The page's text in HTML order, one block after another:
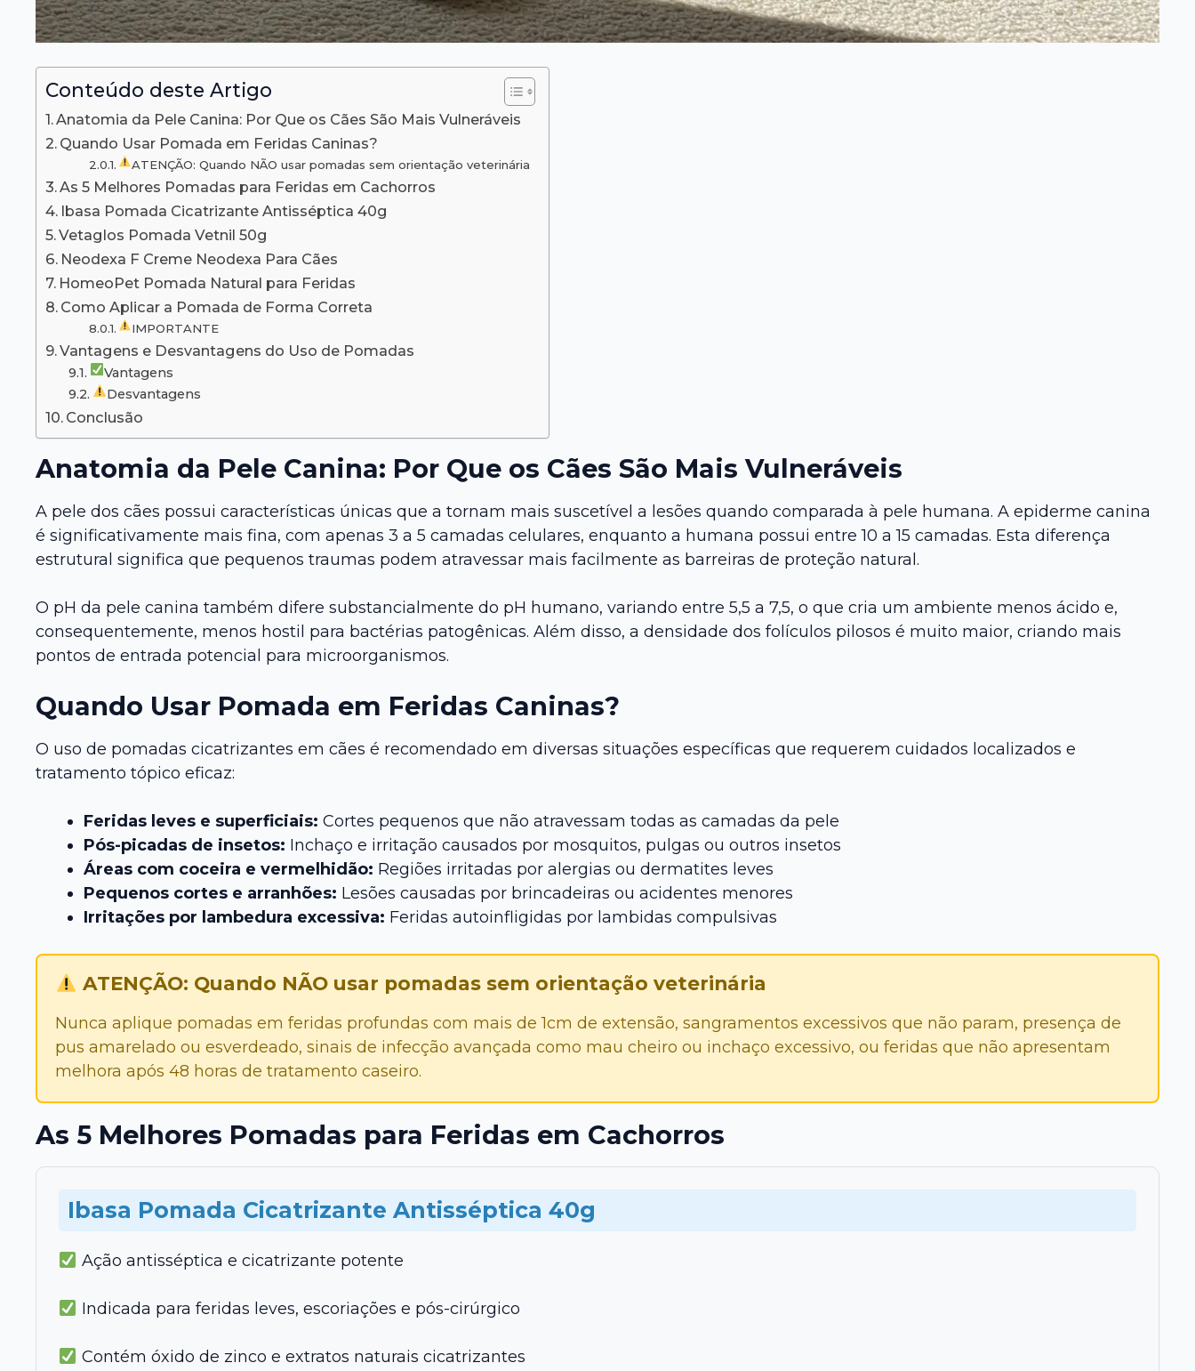
Conteúdo deste Artigo
Anatomia da Pele Canina: Por Que os Cães São Mais Vulneráveis
Quando Usar Pomada em Feridas Caninas?
ATENÇÃO: Quando NÃO usar pomadas sem orientação veterinária
As 5 Melhores Pomadas para Feridas em Cachorros
Ibasa Pomada Cicatrizante Antisséptica 40g
Vetaglos Pomada Vetnil 50g
Neodexa F Creme Neodexa Para Cães
HomeoPet Pomada Natural para Feridas
Como Aplicar a Pomada de Forma Correta
IMPORTANTE
Vantagens e Desvantagens do Uso de Pomadas
Vantagens
Desvantagens
Conclusão
Anatomia da Pele Canina: Por Que os Cães São Mais Vulneráveis
A pele dos cães possui características únicas que a tornam mais suscetível a lesões quando comparada à pele humana. A epiderme canina
é significativamente mais fina, com apenas 3 a 5 camadas celulares, enquanto a humana possui entre 10 a 15 camadas. Esta diferença
estrutural significa que pequenos traumas podem atravessar mais facilmente as barreiras de proteção natural.
O pH da pele canina também difere substancialmente do pH humano, variando entre 5,5 a 7,5, o que cria um ambiente menos ácido e,
consequentemente, menos hostil para bactérias patogênicas. Além disso, a densidade dos folículos pilosos é muito maior, criando mais
pontos de entrada potencial para microorganismos.
Quando Usar Pomada em Feridas Caninas?
O uso de pomadas cicatrizantes em cães é recomendado em diversas situações específicas que requerem cuidados localizados e
tratamento tópico eficaz:
Feridas leves e superficiais: Cortes pequenos que não atravessam todas as camadas da pele
Pós-picadas de insetos: Inchaço e irritação causados por mosquitos, pulgas ou outros insetos
Áreas com coceira e vermelhidão: Regiões irritadas por alergias ou dermatites leves
Pequenos cortes e arranhões: Lesões causadas por brincadeiras ou acidentes menores
Irritações por lambedura excessiva: Feridas autoinfligidas por lambidas compulsivas
ATENÇÃO: Quando NÃO usar pomadas sem orientação veterinária
Nunca aplique pomadas em feridas profundas com mais de 1cm de extensão, sangramentos excessivos que não param, presença de
pus amarelado ou esverdeado, sinais de infecção avançada como mau cheiro ou inchaço excessivo, ou feridas que não apresentam
melhora após 48 horas de tratamento caseiro.
As 5 Melhores Pomadas para Feridas em Cachorros
Ibasa Pomada Cicatrizante Antisséptica 40g
Ação antisséptica e cicatrizante potente
Indicada para feridas leves, escoriações e pós-cirúrgico
Contém óxido de zinco e extratos naturais cicatrizantes